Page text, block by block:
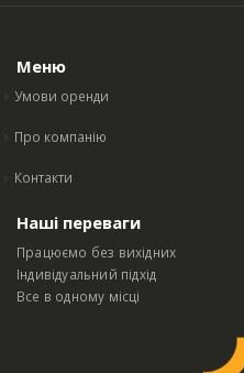
Меню
Умови оренди
Про компанію
Контакти
Наші переваги
Працюємо без вихідних
Індивідуальний підхід
Все в одному місці